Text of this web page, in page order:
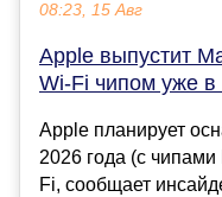
08:23, 15 Авг
Apple выпустит
Wi-Fi чипом уже в
Apple планирует
2026 года (с
Fi, сообщает